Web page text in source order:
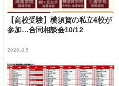
【高校受験】横須賀の私立4校が
参加…合同相談会10/12
2026.8.5